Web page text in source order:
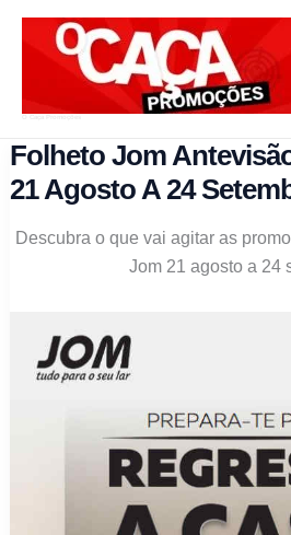
Folheto Jom
21 Agosto A 24
Descubra o que vai agitar as
Jom 21 agosto a 24